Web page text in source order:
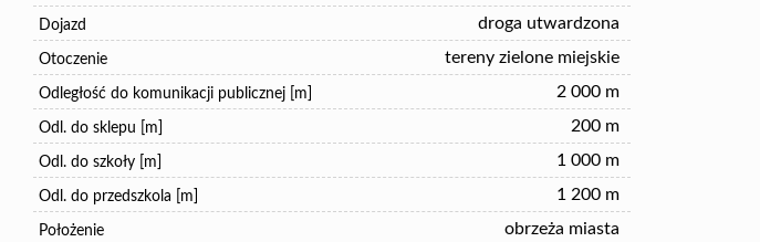
Dojazd droga utwardzona
Otoczenie tereny zielone miejskie
Odległość do komunikacji publicznej [m] 2 000 m
Odl. do sklepu [m] 200 m
Odl. do szkoły [m] 1 000 m
Odl. do przedszkola [m] 1 200 m
Położenie obrzeża miasta